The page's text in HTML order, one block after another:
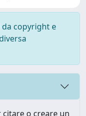
copyright e
o creare un